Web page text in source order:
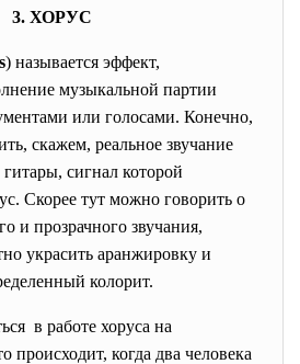
3. ХОРУС
) называется эффект,
музыкальной партии
или голосами. Конечно,
скажем, реальное звучание
сигнал которой
Скорее тут можно говорить о
и прозрачного звучания,
украсить аранжировку и
колорит.
в работе хоруса на
происходит, когда два человека